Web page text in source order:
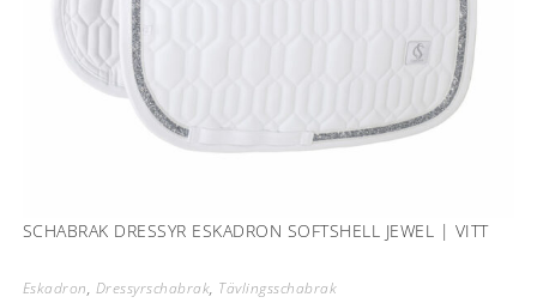
SCHABRAK DRESSYR ESKADRON SOFTSHELL JEWEL | VITT
Eskadron, Dressyrschabrak, Tävlingsschabrak